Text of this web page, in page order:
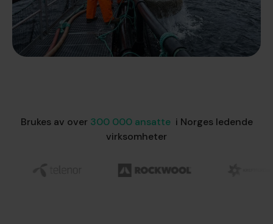
Brukes av over 300 000 ansatte i Norges ledende
virksomheter